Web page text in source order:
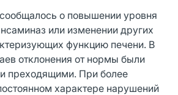
о повышении уровня
или изменении других
функцию печени. В
отклонения от нормы были
преходящими. При более
характере нарушений